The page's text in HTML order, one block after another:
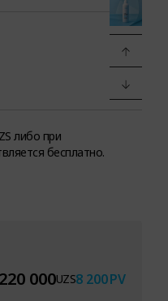
либо при
бесплатно.
220 000UZS8 200PV